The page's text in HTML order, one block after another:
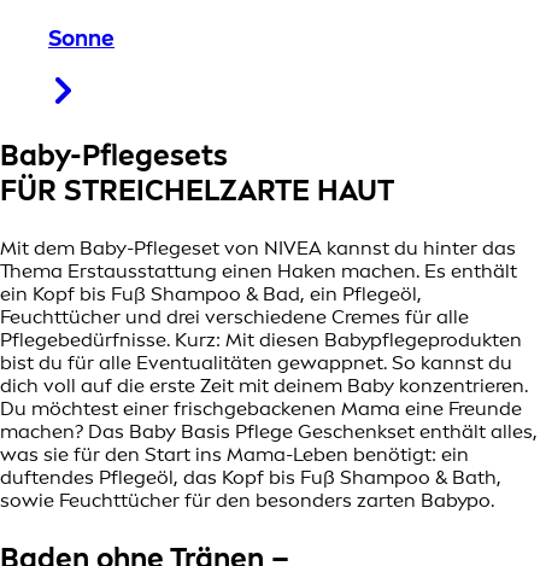
Sonne
Baby-Pflegesets
FÜR STREICHELZARTE HAUT
Mit dem Baby-Pflegeset von NIVEA kannst du hinter das
Thema Erstausstattung einen Haken machen. Es enthält
ein Kopf bis Fuß Shampoo & Bad, ein Pflegeöl,
Feuchttücher und drei verschiedene Cremes für alle
Pflegebedürfnisse. Kurz: Mit diesen Babypflegeprodukten
bist du für alle Eventualitäten gewappnet. So kannst du
dich voll auf die erste Zeit mit deinem Baby konzentrieren.
Du möchtest einer frischgebackenen Mama eine Freunde
machen? Das Baby Basis Pflege Geschenkset enthält alles,
was sie für den Start ins Mama-Leben benötigt: ein
duftendes Pflegeöl, das Kopf bis Fuß Shampoo & Bath,
sowie Feuchttücher für den besonders zarten Babypo.
Baden ohne Tränen –